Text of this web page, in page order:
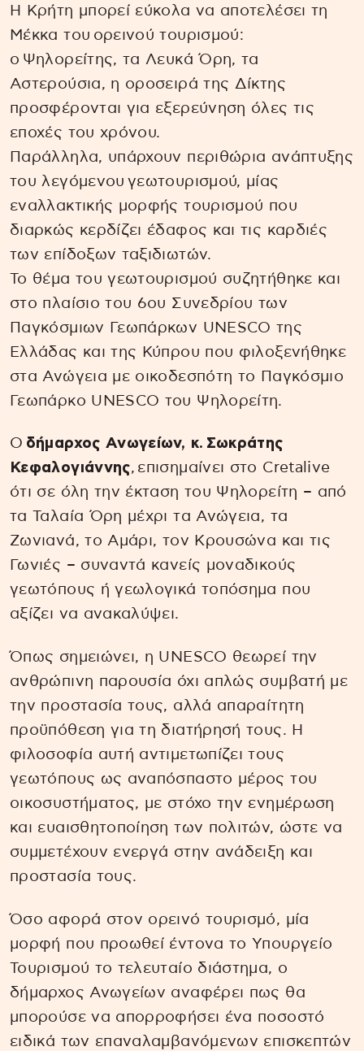
Η Κρήτη μπορεί εύκολα να αποτελέσει τη
Μέκκα του ορεινού τουρισμού:
ο Ψηλορείτης, τα Λευκά Όρη, τα
Αστερούσια, η οροσειρά της Δίκτης
προσφέρονται για εξερεύνηση όλες τις
εποχές του χρόνου.
Παράλληλα, υπάρχουν περιθώρια ανάπτυξης
του λεγόμενου γεωτουρισμού, μίας
εναλλακτικής μορφής τουρισμού που
διαρκώς κερδίζει έδαφος και τις καρδιές
των επίδοξων ταξιδιωτών.
Το θέμα του γεωτουρισμού συζητήθηκε και
στο πλαίσιο του 6ου Συνεδρίου των
Παγκόσμιων Γεωπάρκων UNESCO της
Ελλάδας και της Κύπρου που φιλοξενήθηκε
στα Ανώγεια με οικοδεσπότη το Παγκόσμιο
Γεωπάρκο UNΕSCO του Ψηλορείτη.
Ο δήμαρχος Ανωγείων, κ. Σωκράτης
Κεφαλογιάννης, επισημαίνει στο Cretalive
ότι σε όλη την έκταση του Ψηλορείτη – από
τα Ταλαία Όρη μέχρι τα Ανώγεια, τα
Ζωνιανά, το Αμάρι, τον Κρουσώνα και τις
Γωνιές – συναντά κανείς μοναδικούς
γεωτόπους ή γεωλογικά τοπόσημα που
αξίζει να ανακαλύψει.
Όπως σημειώνει, η UNESCO θεωρεί την
ανθρώπινη παρουσία όχι απλώς συμβατή με
την προστασία τους, αλλά απαραίτητη
προϋπόθεση για τη διατήρησή τους. Η
φιλοσοφία αυτή αντιμετωπίζει τους
γεωτόπους ως αναπόσπαστο μέρος του
οικοσυστήματος, με στόχο την ενημέρωση
και ευαισθητοποίηση των πολιτών, ώστε να
συμμετέχουν ενεργά στην ανάδειξη και
προστασία τους.
Όσο αφορά στον ορεινό τουρισμό, μία
μορφή που προωθεί έντονα το Υπουργείο
Τουρισμού το τελευταίο διάστημα, ο
δήμαρχος Ανωγείων αναφέρει πως θα
μπορούσε να απορροφήσει ένα ποσοστό
ειδικά των επαναλαμβανόμενων επισκεπτών